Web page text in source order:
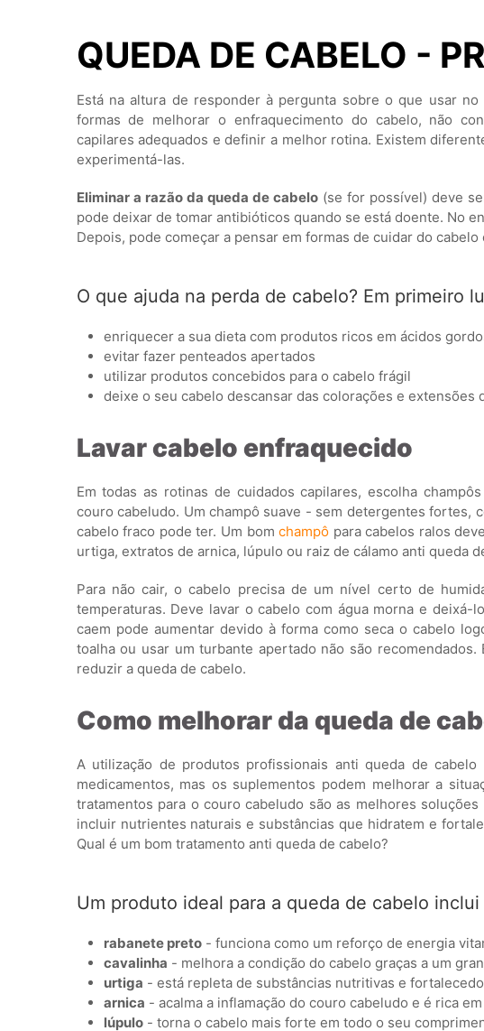
QUEDA DE CABELO -
Está na altura de responder à pergunta sobre o que usar
formas de melhorar o enfraquecimento do cabelo, não
capilares adequados e definir a melhor rotina. Existem
experimentá-las.
Eliminar a razão da queda de cabelo(se for possível) deve
pode deixar de tomar antibióticos quando se está doente. No
Depois, pode começar a pensar em formas de cuidar do
O que ajuda na perda de cabelo? Em primeiro
enriquecer a sua dieta com produtos ricos em ácidos
evitar fazer penteados apertados
utilizar produtos concebidos para o cabelo frágil
deixe o seu cabelo descansar das colorações e extensões
Lavar cabelo enfraquecido
Em todas as rotinas de cuidados capilares, escolha
couro cabeludo. Um champô suave - sem detergentes fortes,
cabelo fraco pode ter. Um bomchampô para cabelos ralos
urtiga, extratos de arnica, lúpulo ou raiz de cálamo anti queda
Para não cair, o cabelo precisa de um nível certo de
temperaturas. Deve lavar o cabelo com água morna e
caem pode aumentar devido à forma como seca o cabelo
toalha ou usar um turbante apertado não são
reduzir a queda de cabelo.
Como melhorar da queda de
A utilização de produtos profissionais anti queda de
medicamentos, mas os suplementos podem melhorar a
tratamentos para o couro cabeludo são as melhores
incluir nutrientes naturais e substâncias que hidratem e
Qual é um bom tratamento anti queda de cabelo?
Um produto ideal para a queda de cabelo
rabanete preto- funciona como um reforço de energia
cavalinha - melhora a condição do cabelo graças a um
urtiga - está repleta de substâncias nutritivas e
arnica - acalma a inflamação do couro cabeludo e é rica
lúpulo- torna o cabelo mais forte em todo o seu